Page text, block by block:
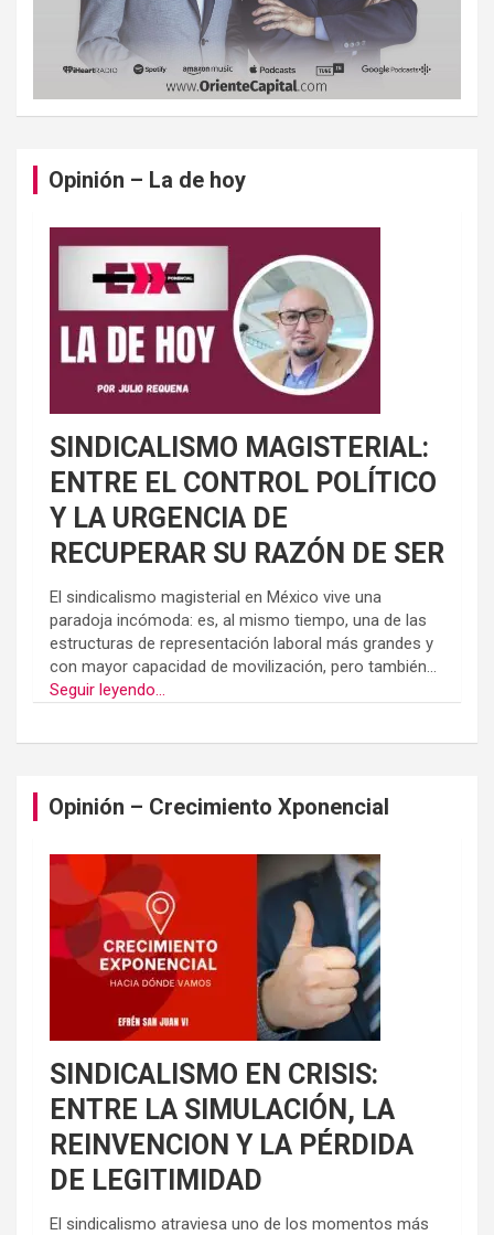
Opinión – La de hoy
SINDICALISMO MAGISTERIAL:
ENTRE EL CONTROL POLÍTICO
Y LA URGENCIA DE
RECUPERAR SU RAZÓN DE SER
El sindicalismo magisterial en México vive una
paradoja incómoda: es, al mismo tiempo, una de las
estructuras de representación laboral más grandes y
con mayor capacidad de movilización, pero también...
Seguir leyendo...
Opinión – Crecimiento Xponencial
SINDICALISMO EN CRISIS:
ENTRE LA SIMULACIÓN, LA
REINVENCION Y LA PÉRDIDA
DE LEGITIMIDAD
El sindicalismo atraviesa uno de los momentos más